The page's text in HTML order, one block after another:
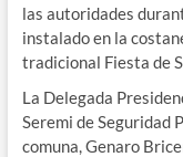
las autoridades
instalado en la
tradicional Fiesta de
La Delegada
Seremi de Seguridad
comuna, Genaro